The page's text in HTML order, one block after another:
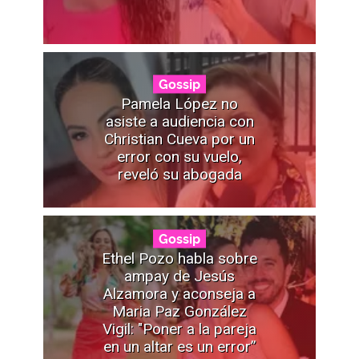
Gossip
Pamela López no
asiste a audiencia con
Christian Cueva por un
error con su vuelo,
reveló su abogada
Gossip
Ethel Pozo habla sobre
ampay de Jesús
Alzamora y aconseja a
Maria Paz González
Vigil: "Poner a la pareja
en un altar es un error”